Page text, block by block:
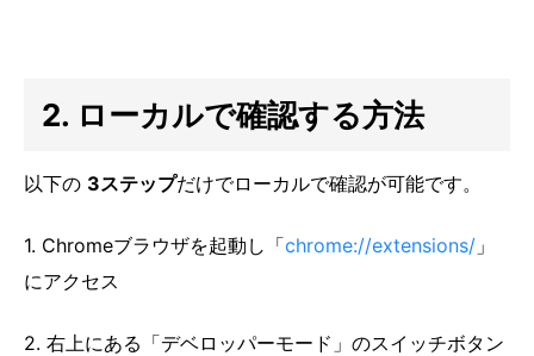
30
}
2. ローカルで確認する方法
以下の 3ステップだけでローカルで確認が可能です。
1. Chromeブラウザを起動し「chrome://extensions/ 」
にアクセス
2. 右上にある「デベロッパーモード」のスイッチボタン